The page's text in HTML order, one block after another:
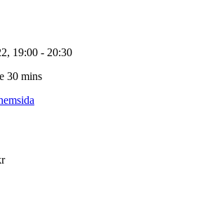
19:00 - 20:30
30 mins